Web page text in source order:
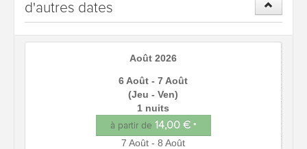
d'autres dates
Août 2026
6 Août - 7 Août
(Jeu - Ven)
1 nuits
à partir de 14,00 € *
7 Août - 8 Août